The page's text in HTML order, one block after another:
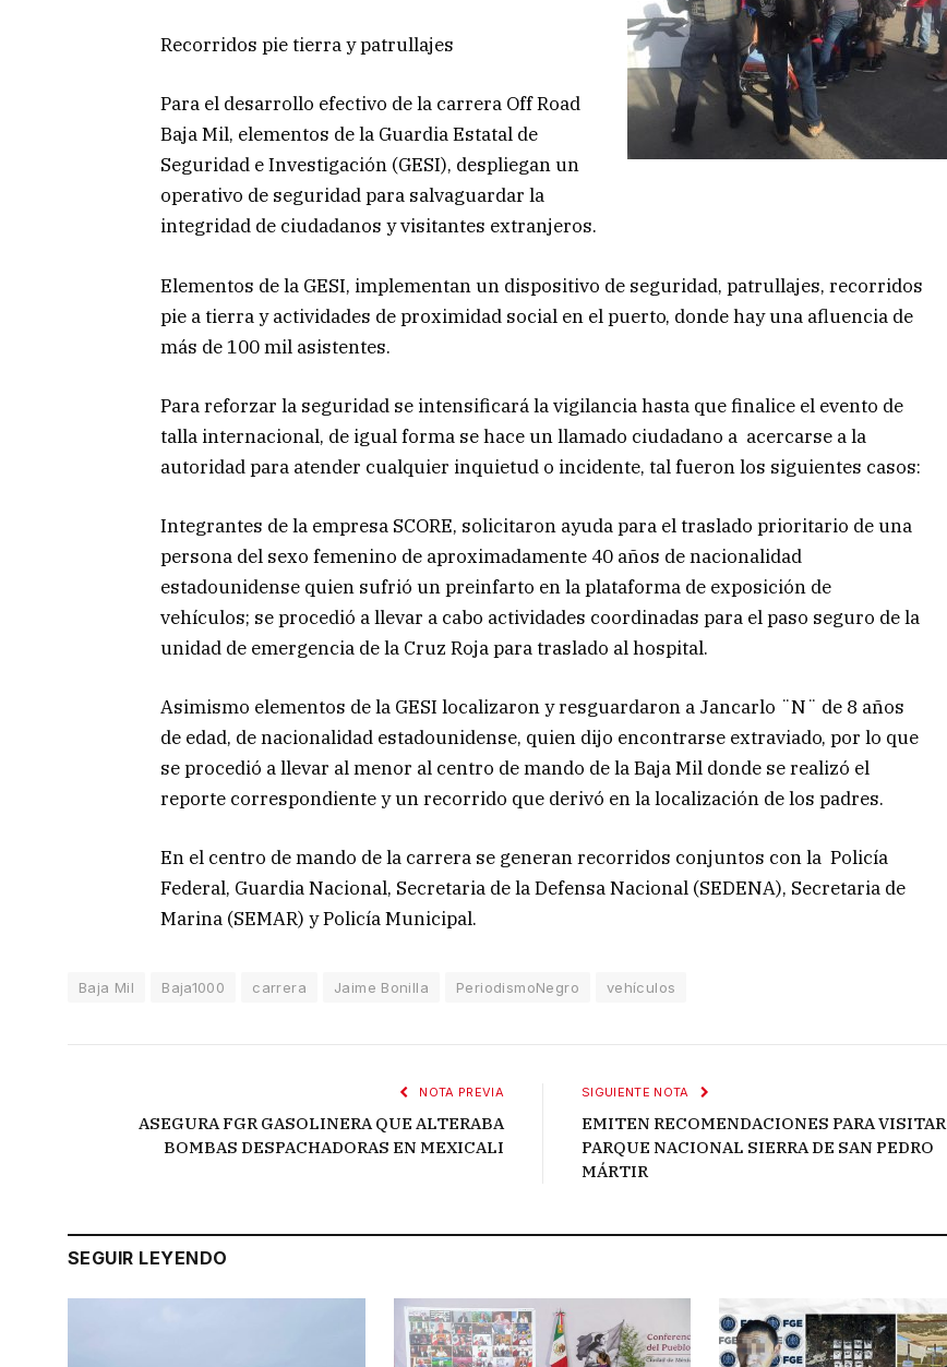
Recorridos pie tierra y patrullajes
Para el desarrollo efectivo de la carrera Off Road
Baja Mil, elementos de la Guardia Estatal de
Seguridad e Investigación (GESI), despliegan un
operativo de seguridad para salvaguardar la
integridad de ciudadanos y visitantes extranjeros.
Elementos de la GESI, implementan un dispositivo de seguridad, patrullajes, recorridos
pie a tierra y actividades de proximidad social en el puerto, donde hay una afluencia de
más de 100 mil asistentes.
Para reforzar la seguridad se intensificará la vigilancia hasta que finalice el evento de
talla internacional, de igual forma se hace un llamado ciudadano a acercarse a la
autoridad para atender cualquier inquietud o incidente, tal fueron los siguientes casos:
Integrantes de la empresa SCORE, solicitaron ayuda para el traslado prioritario de una
persona del sexo femenino de aproximadamente 40 años de nacionalidad
estadounidense quien sufrió un preinfarto en la plataforma de exposición de
vehículos; se procedió a llevar a cabo actividades coordinadas para el paso seguro de la
unidad de emergencia de la Cruz Roja para traslado al hospital.
Asimismo elementos de la GESI localizaron y resguardaron a Jancarlo ¨N¨ de 8 años
de edad, de nacionalidad estadounidense, quien dijo encontrarse extraviado, por lo que
se procedió a llevar al menor al centro de mando de la Baja Mil donde se realizó el
reporte correspondiente y un recorrido que derivó en la localización de los padres.
En el centro de mando de la carrera se generan recorridos conjuntos con la Policía
Federal, Guardia Nacional, Secretaria de la Defensa Nacional (SEDENA), Secretaria de
Marina (SEMAR) y Policía Municipal.
Baja Mil Baja1000 carrera Jaime Bonilla PeriodismoNegro vehículos
NOTA PREVIA
ASEGURA FGR GASOLINERA QUE ALTERABA
BOMBAS DESPACHADORAS EN MEXICALI
SIGUIENTE NOTA
EMITEN RECOMENDACIONES PARA VISITAR
PARQUE NACIONAL SIERRA DE SAN PEDRO
MÁRTIR
SEGUIR LEYENDO